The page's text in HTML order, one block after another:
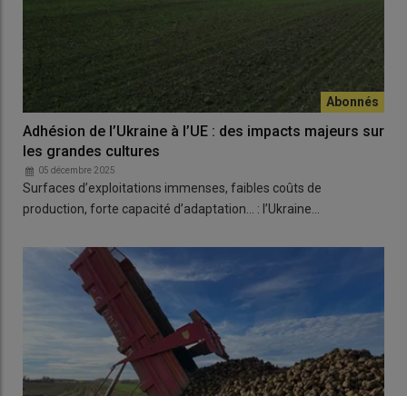
Adhésion de l’Ukraine à l’UE : des impacts majeurs sur
les grandes cultures
05 décembre 2025
Surfaces d’exploitations immenses, faibles coûts de
production, forte capacité d’adaptation… : l’Ukraine…